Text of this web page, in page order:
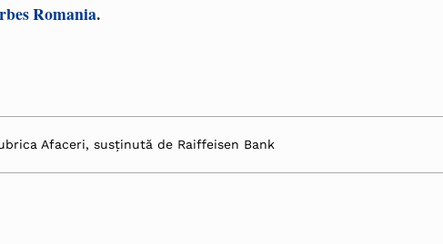
Romania.
Afaceri, susținută de Raiffeisen Bank